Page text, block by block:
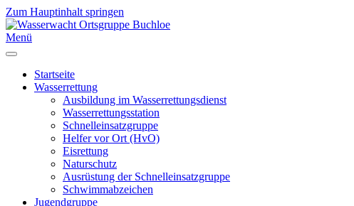
Zum Hauptinhalt springen
Menü
Startseite
Wasserrettung
Ausbildung im Wasserrettungsdienst
Wasserrettungsstation
Schnelleinsatzgruppe
Helfer vor Ort (HvO)
Eisrettung
Naturschutz
Ausrüstung der Schnelleinsatzgruppe
Schwimmabzeichen
Jugendgruppe